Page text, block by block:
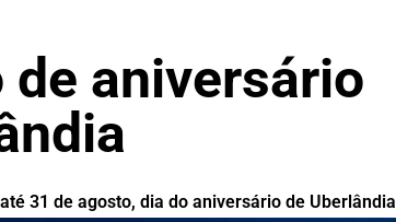
de aniversário
31 de agosto, dia do aniversário de Uberlândia